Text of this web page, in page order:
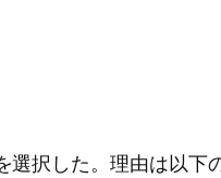
択した。理由は以下の